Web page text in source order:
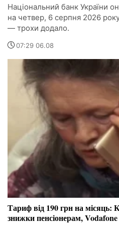
Національний банк України
на четвер, 6 серпня 2026
— трохи додало.
07:29 06.08
Тариф від 190 грн на місяць:
знижки пенсіонерам,